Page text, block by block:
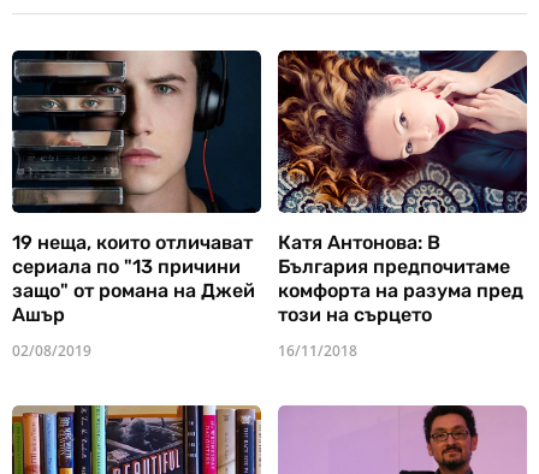
19 неща, които отличават
сериала по "13 причини
защо" от романа на Джей
Ашър
02/08/2019
Катя Антонова: В
България предпочитаме
комфорта на разума пред
този на сърцето
16/11/2018